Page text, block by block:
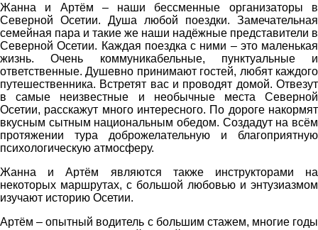
Жанна и Артём – наши бессменные организаторы в
Северной Осетии. Душа любой поездки. Замечательная
семейная пара и такие же наши надёжные представители в
Северной Осетии. Каждая поездка с ними – это маленькая
жизнь. Очень коммуникабельные, пунктуальные и
ответственные. Душевно принимают гостей, любят каждого
путешественника. Встретят вас и проводят домой. Отвезут
в самые неизвестные и необычные места Северной
Осетии, расскажут много интересного. По дороге накормят
вкусным сытным национальным обедом. Создадут на всём
протяжении тура доброжелательную и благоприятную
психологическую атмосферу.
Жанна и Артём являются также инструкторами на
некоторых маршрутах, с большой любовью и энтузиазмом
изучают историю Осетии.
Артём – опытный водитель с большим стажем, многие годы